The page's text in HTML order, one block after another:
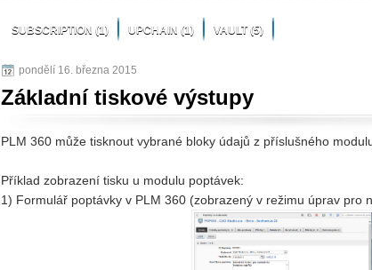
SUBSCRIPTION (1) UPCHAIN (1) VAULT (5)
pondělí 16. března 2015
Základní tiskové výstupy
PLM 360 může tisknout vybrané bloky údajů z příslušného
Příklad zobrazení tisku u modulu poptávek:
1) Formulář poptávky v PLM 360 (zobrazený v režimu úprav pro